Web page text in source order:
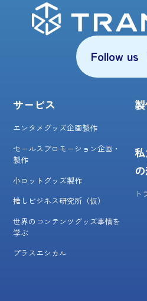
Follow us
サービス
エンタメグッズ企画製作
セールスプロモーション企画・
製作
小ロットグッズ製作
推しビジネス研究所（仮）
世界のコンテンツグッズ事情を
学ぶ
プラスエシカル
ト